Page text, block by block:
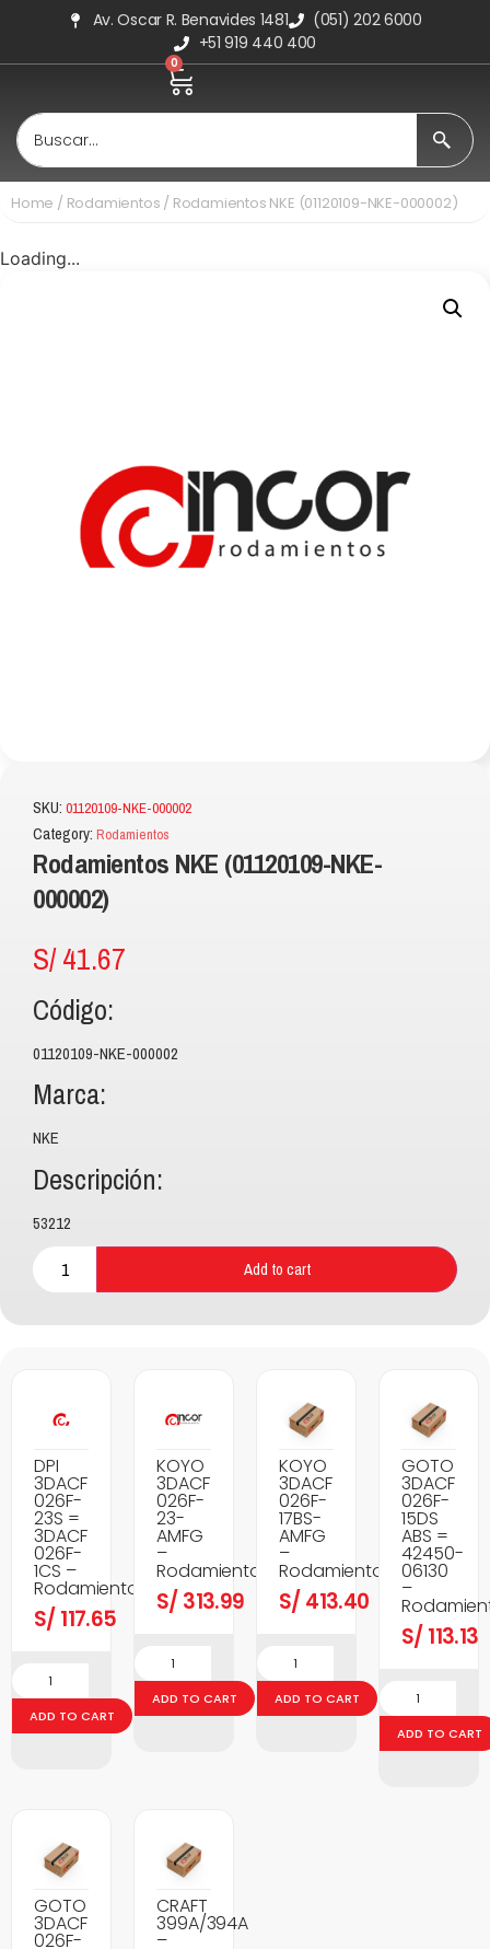
Av. Oscar R. Benavides 1481
(051) 202 6000
+51 919 440 400
0
Home / Rodamientos / Rodamientos NKE (01120109-NKE-000002)
Loading...
SKU: 01120109-NKE-000002
Category: Rodamientos
Rodamientos NKE (01120109-NKE-
000002)
S/41.67
Código:
01120109-NKE-000002
Marca:
NKE
Descripción:
53212
Add to cart
DPI
3DACF
026F-
23S =
3DACF
026F-
1CS –
Rodamientos
S/ 117.65
ADD TO CART
KOYO
3DACF
026F-
23-
AMFG
–
Rodamientos
S/ 313.99
ADD TO CART
KOYO
3DACF
026F-
17BS-
AMFG
–
Rodamientos
S/ 413.40
ADD TO CART
GOTO
3DACF
026F-
15DS
ABS =
42450-
06130
–
S/ 113.13
ADD TO CART
GOTO
3DACF
026F-
CRAFT
399A/394A
–